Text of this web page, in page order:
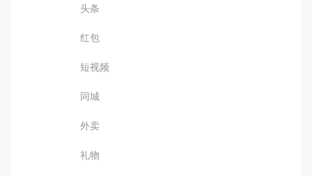
头条
红包
短视频
同城
外卖
礼物